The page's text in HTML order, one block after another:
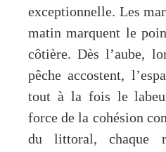
exceptionnelle. Les
matin marquent le
côtière. Dès l’aube,
pêche accostent,
tout à la fois le
force de la cohésion
du littoral, chaque